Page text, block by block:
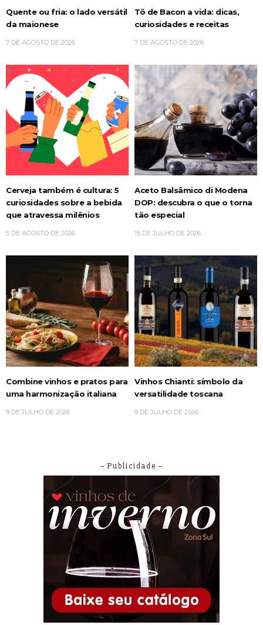
Quente ou fria: o lado versátil
da maionese
7 DE AGOSTO DE 2026
Tô de Bacon a vida: dicas,
curiosidades e receitas
7 DE AGOSTO DE 2026
Cerveja também é cultura: 5
curiosidades sobre a bebida
que atravessa milênios
5 DE AGOSTO DE 2026
Aceto Balsâmico di Modena
DOP: descubra o que o torna
tão especial
15 DE JULHO DE 2026
Combine vinhos e pratos para
uma harmonização italiana
9 DE JULHO DE 2026
Vinhos Chianti: símbolo da
versatilidade toscana
9 DE JULHO DE 2026
– Publicidade –